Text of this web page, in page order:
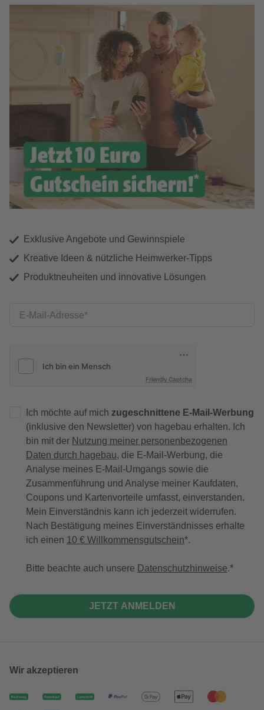
Exklusive Angebote und Gewinnspiele
Kreative Ideen & nützliche Heimwerker-Tipps
Produktneuheiten und innovative Lösungen
E-Mail-Adresse
Friendly Captcha
Ich möchte auf mich zugeschnittene E-Mail-Werbung
(inklusive den Newsletter) von hagebau erhalten. Ich
bin mit der Nutzung meiner personenbezogenen
Daten durch hagebau, die E-Mail-Werbung, die
Analyse meines E-Mail-Umgangs sowie die
Zusammenführung und Analyse meiner Kaufdaten,
Coupons und Kartenvorteile umfasst, einverstanden.
Mein Einverständnis kann ich jederzeit widerrufen.
Nach Bestätigung meines Einverständnisses erhalte
ich einen 10 € Willkommensgutschein*.
Bitte beachte auch unsere Datenschutzhinweise.
JETZT ANMELDEN
Wir akzeptieren